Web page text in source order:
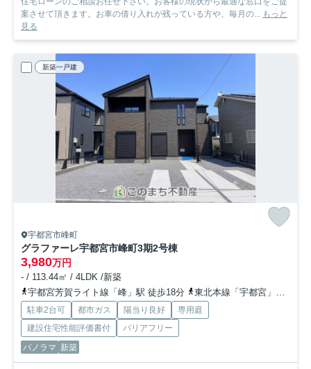
案させて頂きます。お車の借り入れが残っている方や、毎月の... もっと
見る
新築一戸建
宇都宮市峰町
グラファーレ宇都宮市峰町3期2号棟
3,980万円
- / 113.44㎡ / 4LDK /新築
宇都宮芳賀ライト線「峰」駅 徒歩18分
東北本線「宇都宮」駅 徒歩34分
駐車2台可 都市ガス 陽当り良好
専用庭
建設住宅性能評価書付
バリアフリー
パノラマ 新築